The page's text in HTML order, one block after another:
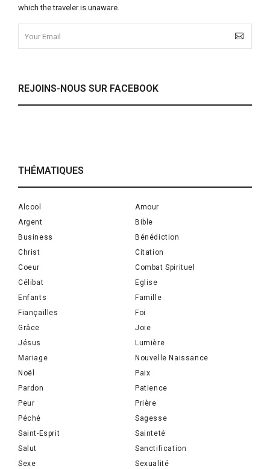
which the traveler is unaware.
REJOINS-NOUS SUR FACEBOOK
THÉMATIQUES
Alcool
Amour
Argent
Bible
Business
Bénédiction
Christ
Citation
Coeur
Combat Spirituel
Célibat
Eglise
Enfants
Famille
Fiançailles
Foi
Grâce
Joie
Jésus
Lumière
Mariage
Nouvelle Naissance
Noël
Paix
Pardon
Patience
Peur
Prière
Péché
Sagesse
Saint-Esprit
Sainteté
Salut
Sanctification
Sexe
Sexualité